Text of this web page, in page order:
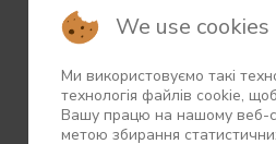
We use cookies
Ми використовуємо такі
технологія файлів сookie,
Вашу працю на нашому веб-
метою збирання